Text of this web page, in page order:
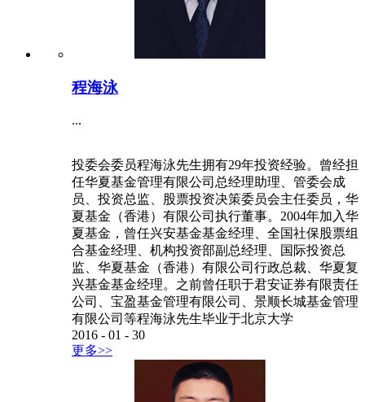
程海泳
...
投委会委员程海泳先生拥有29年投资经验。曾经担
任华夏基金管理有限公司总经理助理、管委会成
员、投资总监、股票投资决策委员会主任委员，华
夏基金（香港）有限公司执行董事。2004年加入华
夏基金，曾任兴安基金基金经理、全国社保股票组
合基金经理、机构投资部副总经理、国际投资总
监、华夏基金（香港）有限公司行政总裁、华夏复
兴基金基金经理。之前曾任职于君安证券有限责任
公司、宝盈基金管理有限公司、景顺长城基金管理
有限公司等程海泳先生毕业于北京大学
2016 - 01 - 30
更多>>